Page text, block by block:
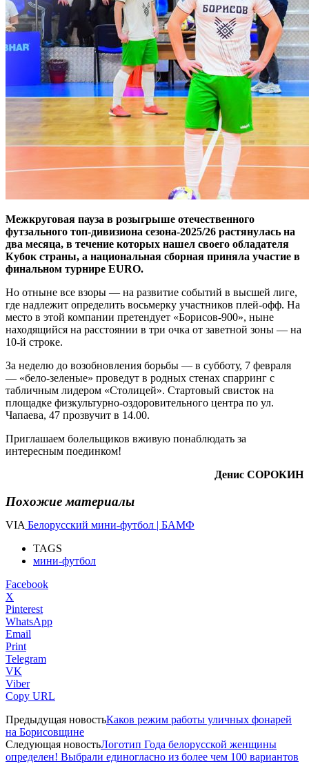
Межкруговая пауза в розыгрыше отечественного
футзального топ-дивизиона сезона-2025/26 растянулась на
два месяца, в течение которых нашел своего обладателя
Кубок страны, а национальная сборная приняла участие в
финальном турнире EURO.
Но отныне все взоры — на развитие событий в высшей лиге,
где надлежит определить восьмерку участников плей-офф. На
место в этой компании претендует «Борисов-900», ныне
находящийся на расстоянии в три очка от заветной зоны — на
10-й строке.
За неделю до возобновления борьбы — в субботу, 7 февраля
— «бело-зеленые» проведут в родных стенах спарринг с
табличным лидером «Столицей». Стартовый свисток на
площадке физкультурно-оздоровительного центра по ул.
Чапаева, 47 прозвучит в 14.00.
Приглашаем болельщиков вживую понаблюдать за
интересным поединком!
Денис СОРОКИН
Похожие материалы
VIA Белорусский мини-футбол | БАМФ
TAGS
мини-футбол
Facebook
X
Pinterest
WhatsApp
Email
Print
Telegram
VK
Viber
Copy URL
Предыдущая новостьКаков режим работы уличных фонарей
на Борисовщине
Следующая новостьЛоготип Года белорусской женщины
определен! Выбрали единогласно из более чем 100 вариантов